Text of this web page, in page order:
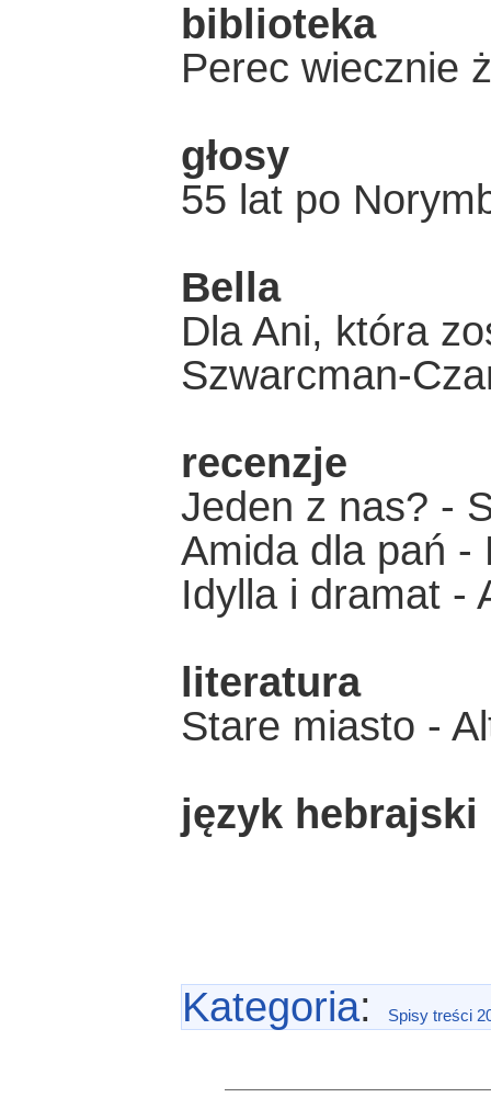
biblioteka
Perec wiecznie
głosy
55 lat po
Bella
Dla Ani, która
Szwarcman-
recenzje
Jeden z nas? -
Amida dla pań -
Idylla i dramat -
literatura
Stare miasto -
język hebrajski
Kategoria: Spisy treści